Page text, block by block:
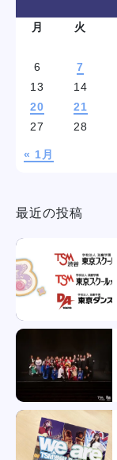
月
火
« 1月
6
7
13
14
20
21
27
28
最近の投稿